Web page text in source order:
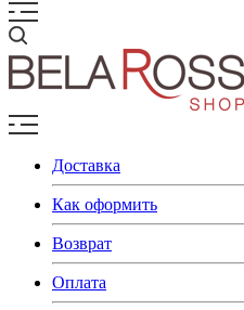
Доставка
Как оформить
Возврат
Оплата